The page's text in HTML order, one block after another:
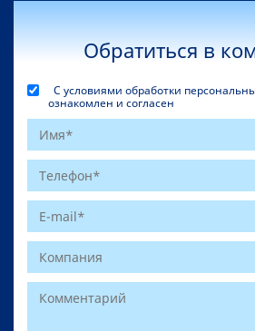
Обратиться в
С условиями обработки
ознакомлен и согласен